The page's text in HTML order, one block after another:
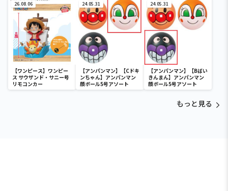
26.08.06
【ワンピース】ワンピー
ス サウザンド・サニー号
リモコンカー
24.05.31
【アンパンマン】【Cドキ
ンちゃん】アンパンマン
顔ボール5号アソート
24.05.31
【アンパンマン】【Bばい
きんまん】アンパンマン
顔ボール5号アソート
もっと見る